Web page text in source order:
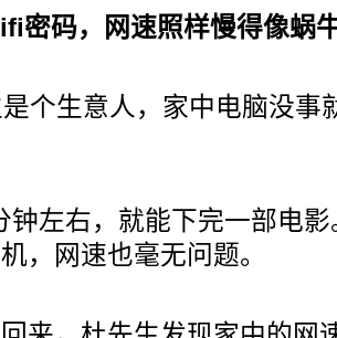
密码，网速照样慢得像蜗
个生意人，家中电脑没事
钟左右，就能下完一部电
，网速也毫无问题。